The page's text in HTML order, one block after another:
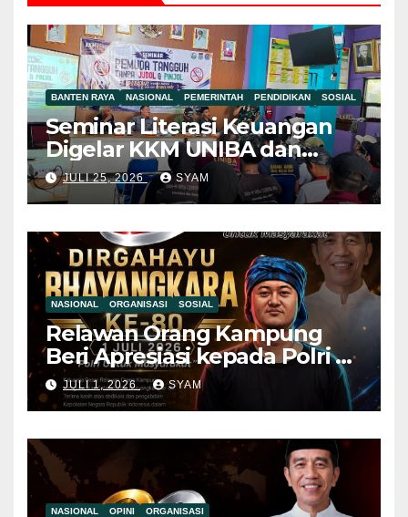
BANTEN RAYA NASIONAL PEMERINTAH PENDIDIKAN SOSIAL
Seminar Literasi Keuangan
Digelar KKM UNIBA dan
Pemdes Mekar Baru,
Pemuda Diajak Jauhi Judol
KKM UNIBA Ajak Pemuda
JULI 25, 2026 SYAM
NASIONAL ORGANISASI SOSIAL
Relawan Orang Kampung
Beri Apresiasi kepada Polri di
Hari Bhayangkara ke-80, Nilai
Sinergitas Penegakan
JULI 1, 2026 SYAM
NASIONAL OPINI ORGANISASI